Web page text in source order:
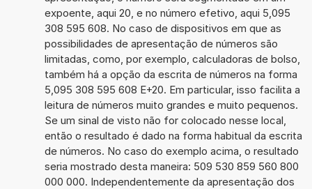
expoente, aqui 20, e no número efetivo, aqui 5,095
308 595 608. No caso de dispositivos em que as
possibilidades de apresentação de números são
limitadas, como, por exemplo, calculadoras de bolso,
também há a opção da escrita de números na forma
5,095 308 595 608 E+20. Em particular, isso facilita a
leitura de números muito grandes e muito pequenos.
Se um sinal de visto não for colocado nesse local,
então o resultado é dado na forma habitual da escrita
de números. No caso do exemplo acima, o resultado
seria mostrado desta maneira: 509 530 859 560 800
000 000. Independentemente da apresentação dos